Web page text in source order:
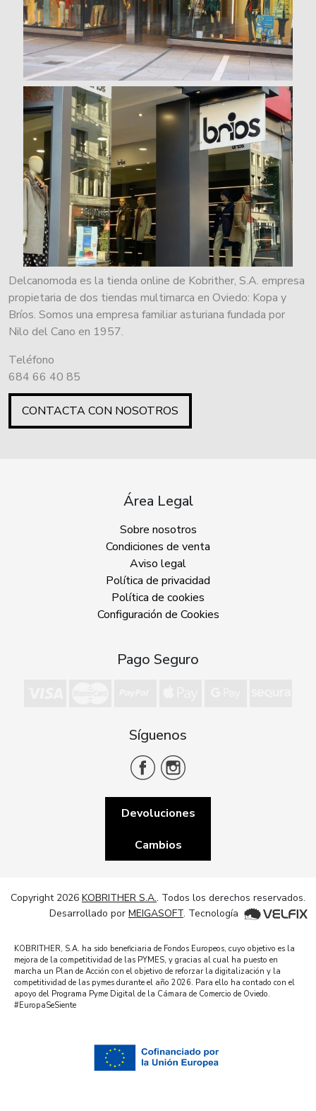
Delcanomoda es la tienda online de Kobrither, S.A. empresa
propietaria de dos tiendas multimarca en Oviedo: Kopa y
Bríos. Somos una empresa familiar asturiana fundada por
Nilo del Cano en 1957.
Teléfono
684 66 40 85
CONTACTA CON NOSOTROS
Área Legal
Sobre nosotros
Condiciones de venta
Aviso legal
Política de privacidad
Política de cookies
Configuración de Cookies
Pago Seguro
Síguenos
Devoluciones
Cambios
Copyright 2026 KOBRITHER S.A.. Todos los derechos reservados.
Desarrollado por MEIGASOFT. Tecnología
KOBRITHER, S.A. ha sido beneficiaria de Fondos Europeos, cuyo objetivo es la
mejora de la competitividad de las PYMES, y gracias al cual ha puesto en
marcha un Plan de Acción con el objetivo de reforzar la digitalización y la
competitividad de las pymes durante el año 2026. Para ello ha contado con el
apoyo del Programa Pyme Digital de la Cámara de Comercio de Oviedo.
#EuropaSeSiente